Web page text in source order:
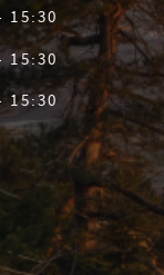
15:30
15:30
15:30